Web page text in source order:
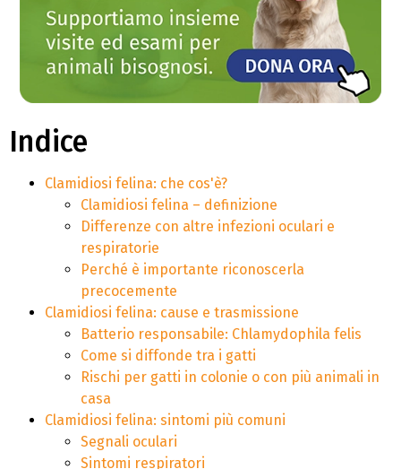
Indice
Clamidiosi felina: che cos'è?
Clamidiosi felina – definizione
Differenze con altre infezioni oculari e
respiratorie
Perché è importante riconoscerla
precocemente
Clamidiosi felina: cause e trasmissione
Batterio responsabile: Chlamydophila felis
Come si diffonde tra i gatti
Rischi per gatti in colonie o con più animali in
casa
Clamidiosi felina: sintomi più comuni
Segnali oculari
Sintomi respiratori